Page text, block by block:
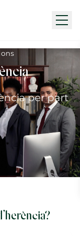
per part